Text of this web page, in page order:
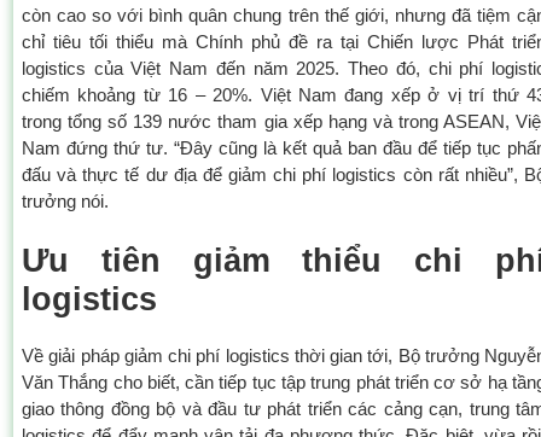
còn cao so với bình quân chung trên thế giới, nhưng đã tiệm
chỉ tiêu tối thiểu mà Chính phủ đề ra tại Chiến lược Phát
logistics của Việt Nam đến năm 2025. Theo đó, chi phí
chiếm khoảng từ 16 – 20%. Việt Nam đang xếp ở vị trí thứ
trong tổng số 139 nước tham gia xếp hạng và trong ASEAN,
Nam đứng thứ tư. “Đây cũng là kết quả ban đầu để tiếp tục
đấu và thực tế dư địa để giảm chi phí logistics còn rất nhiều”,
trưởng nói.
Ưu tiên giảm thiểu chi
logistics
Về giải pháp giảm chi phí logistics thời gian tới, Bộ trưởng
Văn Thắng cho biết, cần tiếp tục tập trung phát triển cơ sở hạ
giao thông đồng bộ và đầu tư phát triển các cảng cạn, trung